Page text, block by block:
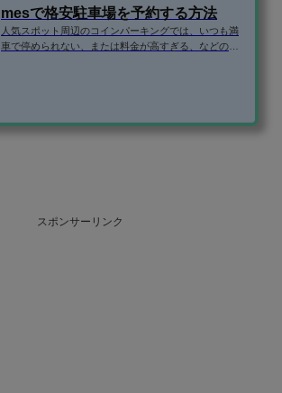
mesで格安駐車場を予約する方法
人気スポット周辺のコインパーキングでは、いつも満
車で停められない、または料金が高すぎる、などの問
方を紹介します！ 登録方法 格安駐車場予約サイトで
スポンサーリンク